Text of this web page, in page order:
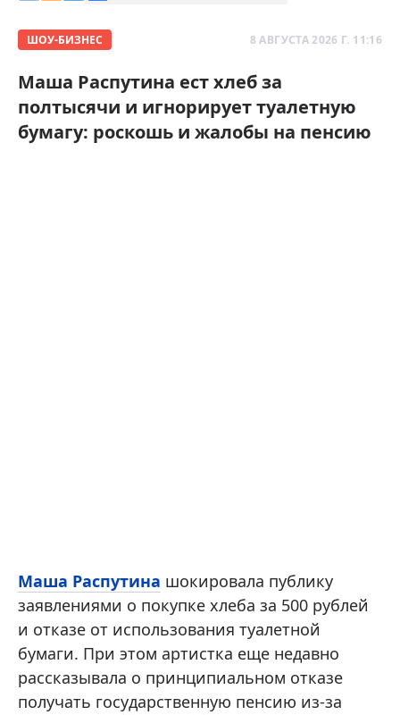
ШОУ-БИЗНЕС 8 АВГУСТА 2026 Г. 11:16
Маша Распутина ест хлеб за
полтысячи и игнорирует туалетную
бумагу: роскошь и жалобы на пенсию
Маша Распутина шокировала публику
заявлениями о покупке хлеба за 500 рублей
и отказе от использования туалетной
бумаги. При этом артистка еще недавно
рассказывала о принципиальном отказе
получать государственную пенсию из-за